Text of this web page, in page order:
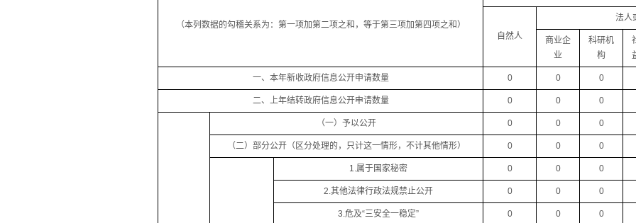
（本列数据的勾稽关系为：第一项加第二项之和，等于第三项加第四项之和）
自然人
法人
商业企
业
科研机
构
一、本年新收政府信息公开申请数量 0 0 0
二、上年结转政府信息公开申请数量 0 0 0
（一）予以公开 0 0 0
（二）部分公开（区分处理的，只计这一情形，不计其他情形） 0 0 0
1.属于国家秘密 0 0 0
2.其他法律行政法规禁止公开 0 0 0
3.危及“三安全一稳定” 0 0 0